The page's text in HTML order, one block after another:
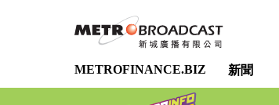
METROFINANCE.BIZ 新聞